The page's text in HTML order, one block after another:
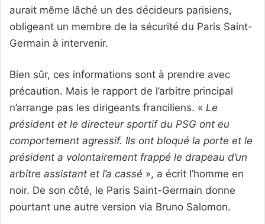
aurait même lâché un des décideurs parisiens,
obligeant un membre de la sécurité du Paris Saint-
Germain à intervenir.
Bien sûr, ces informations sont à prendre avec
précaution. Mais le rapport de l’arbitre principal
n’arrange pas les dirigeants franciliens. « Le
président et le directeur sportif du PSG ont eu
comportement agressif. Ils ont bloqué la porte et le
président a volontairement frappé le drapeau d’un
arbitre assistant et l’a cassé », a écrit l’homme en
noir. De son côté, le Paris Saint-Germain donne
pourtant une autre version via Bruno Salomon.